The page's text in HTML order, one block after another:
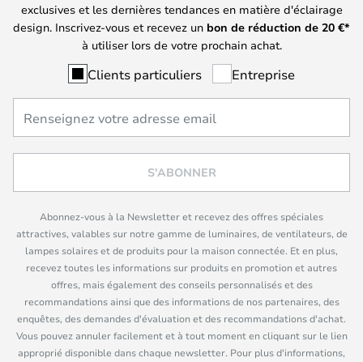
exclusives et les dernières tendances en matière d'éclairage
design. Inscrivez-vous et recevez un bon de réduction de 20 €*
à utiliser lors de votre prochain achat.
Clients particuliers Entreprise
S'ABONNER
Abonnez-vous à la Newsletter et recevez des offres spéciales
attractives, valables sur notre gamme de luminaires, de ventilateurs, de
lampes solaires et de produits pour la maison connectée. Et en plus,
recevez toutes les informations sur produits en promotion et autres
offres, mais également des conseils personnalisés et des
recommandations ainsi que des informations de nos partenaires, des
enquêtes, des demandes d'évaluation et des recommandations d'achat.
Vous pouvez annuler facilement et à tout moment en cliquant sur le lien
approprié disponible dans chaque newsletter. Pour plus d'informations,